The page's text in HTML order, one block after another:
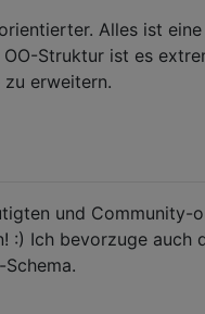
Alles ist
Struktur ist es
zu erweitern.
und
:) Ich bevorzuge auch